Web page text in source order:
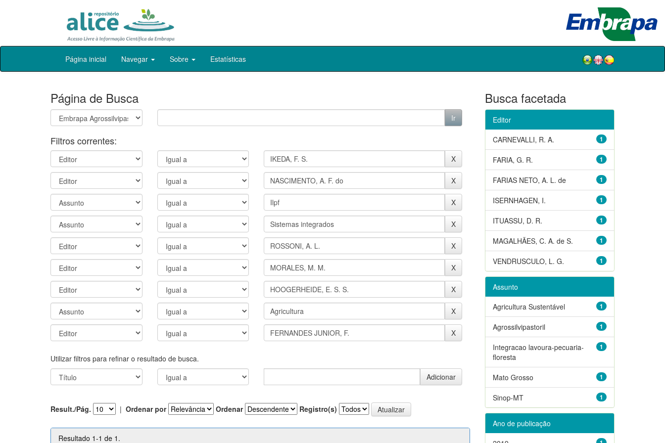
Skip
Página inicial Navegar Sobre Estatísticas
Página de Busca
Filtros correntes:
Utilizar filtros para refinar o resultado de busca.
Result./Pág. | Ordenar por Ordenar Registro(s)
Resultado 1-1 de 1.
Busca facetada
Editor
1
CARNEVALLI, R. A.
1
FARIA, G. R.
1
FARIAS NETO, A. L. de
1
ISERNHAGEN, I.
1
ITUASSU, D. R.
1
MAGALHÃES, C. A. de S.
1
VENDRUSCULO, L. G.
Assunto
1
Agricultura Sustentável
1
Agrossilvipastoril
1
Integracao lavoura-pecuaria-
floresta
1
Mato Grosso
1
Sinop-MT
Ano de publicação